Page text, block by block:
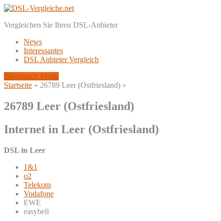
Vergleichen Sie Ihren DSL-Anbieter
News
Interessantes
DSL Anbieter Vergleich
Navigation Menu
Startseite » 26789 Leer (Ostfriesland) »
26789 Leer (Ostfriesland)
Internet in Leer (Ostfriesland)
DSL in Leer
1&1
o2
Telekom
Vodafone
EWE
easybell